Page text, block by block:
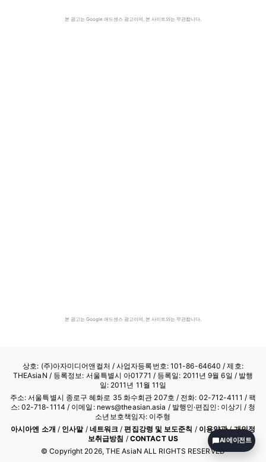
본 광고는 Google 애드센스 광고이며, 본 사이트와는 무관합니다.
본 광고는 Google 애드센스 광고이며, 본 사이트와는 무관합니다.
상호: (주)아자미디어앤컬처 /사업자등록번호: 101-86-64640 / 제호:
THEAsiaN / 등록정보: 서울특별시 아01771 / 등록일: 2011년 9월 6일 / 발행
일: 2011년 11월 11일
주소: 서울특별시 종로구 혜화로 35 화수회관 207호 / 전화: 02-712-4111 / 팩
스: 02-718-1114 / 이메일: news@theasian.asia / 발행인·편집인: 이상기 / 청
소년보호책임자: 이주형
아시아엔 소개 / 인사말/ 네트워크 /편집강령 및 보도준칙 / 이용약관/개인정
보취급방침 / CONTACT US
© Copyright 2026, THE AsiaN ALL RIGHTS RESERVED
AI 에이전트